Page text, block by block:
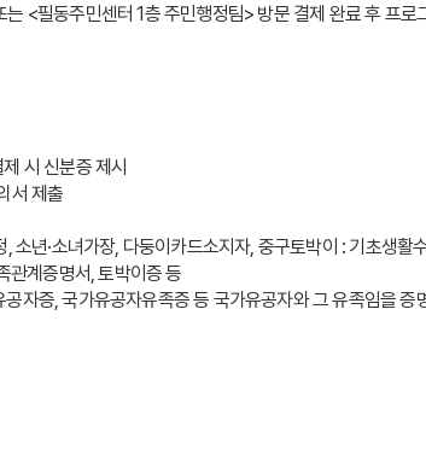
<필동주민센터 1층 주민행정팀> 방문 결제 완료 후 프로
시 신분증 제시
서 제출
소년·소녀가장, 다둥이카드소지자, 중구토박이 : 기초생
관계증명서, 토박이증 등
자증, 국가유공자유족증 등 국가유공자와 그 유족임을 증